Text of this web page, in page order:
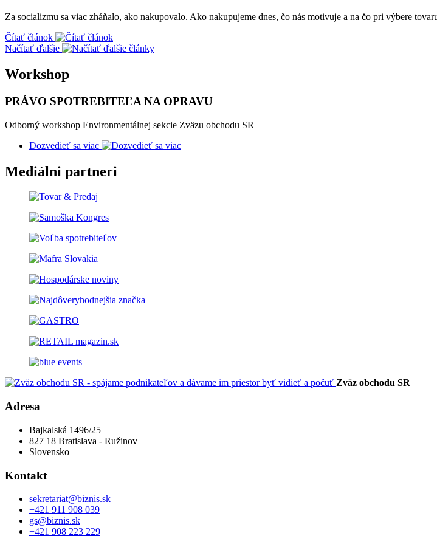
Za socializmu sa viac zháňalo, ako nakupovalo. Ako nakupujeme dnes, čo nás motivuje a na čo pri výbere
Čítať článok
Načítať ďalšie
Workshop
PRÁVO SPOTREBITEĽA NA OPRAVU
Odborný workshop Environmentálnej sekcie Zväzu obchodu SR
Dozvedieť sa viac
Mediálni partneri
Zväz obchodu SR
Adresa
Bajkalská 1496/25
827 18 Bratislava - Ružinov
Slovensko
Kontakt
sekretariat@biznis.sk
+421 911 908 039
gs@biznis.sk
+421 908 223 229